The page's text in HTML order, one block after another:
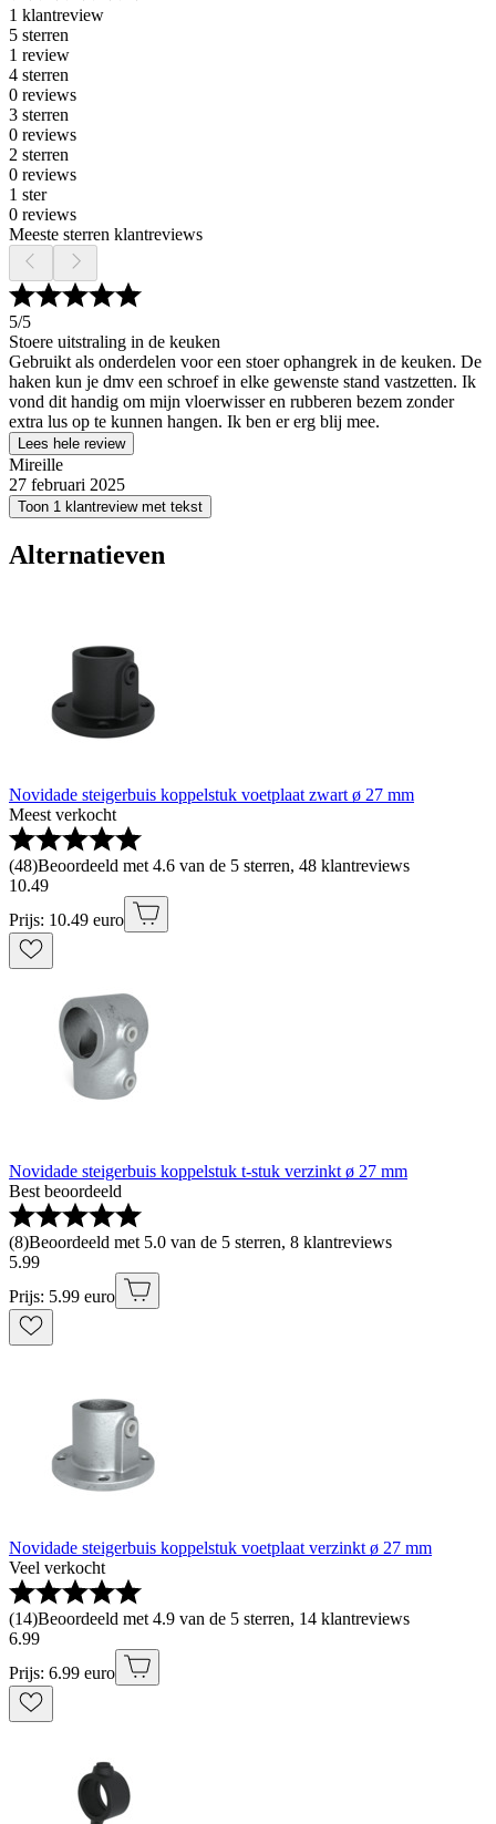
1 klantreview
5 sterren
1 review
4 sterren
0 reviews
3 sterren
0 reviews
2 sterren
0 reviews
1 ster
0 reviews
Meeste sterren klantreviews
5/5
Stoere uitstraling in de keuken
Gebruikt als onderdelen voor een stoer ophangrek in de keuken. De
haken kun je dmv een schroef in elke gewenste stand vastzetten. Ik
vond dit handig om mijn vloerwisser en rubberen bezem zonder
extra lus op te kunnen hangen. Ik ben er erg blij mee.
Lees hele review
Mireille
27 februari 2025
Toon 1 klantreview met tekst
Alternatieven
Novidade steigerbuis koppelstuk voetplaat zwart ø 27 mm
Meest verkocht
(48)Beoordeeld met 4.6 van de 5 sterren, 48 klantreviews
10.49
Prijs: 10.49 euro
Novidade steigerbuis koppelstuk t-stuk verzinkt ø 27 mm
Best beoordeeld
(8)Beoordeeld met 5.0 van de 5 sterren, 8 klantreviews
5.99
Prijs: 5.99 euro
Novidade steigerbuis koppelstuk voetplaat verzinkt ø 27 mm
Veel verkocht
(14)Beoordeeld met 4.9 van de 5 sterren, 14 klantreviews
6.99
Prijs: 6.99 euro